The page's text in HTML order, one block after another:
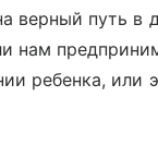
верный путь в
нам
ребенка, или